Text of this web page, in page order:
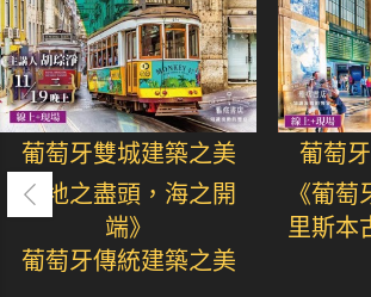
葡萄牙雙城建築之美
《地之盡頭，海之開
端》
葡萄牙傳統建築之美
葡萄
《葡萄
里斯本